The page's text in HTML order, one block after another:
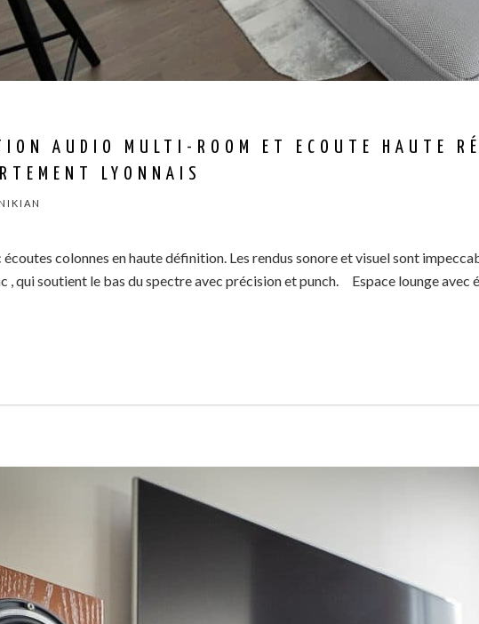
AUDIO MULTI-ROOM ET ECOUTE HAUTE
LYONNAIS
écoutes colonnes en haute définition. Les rendus sonore et visuel sont
, qui soutient le bas du spectre avec précision et punch. Espace lounge